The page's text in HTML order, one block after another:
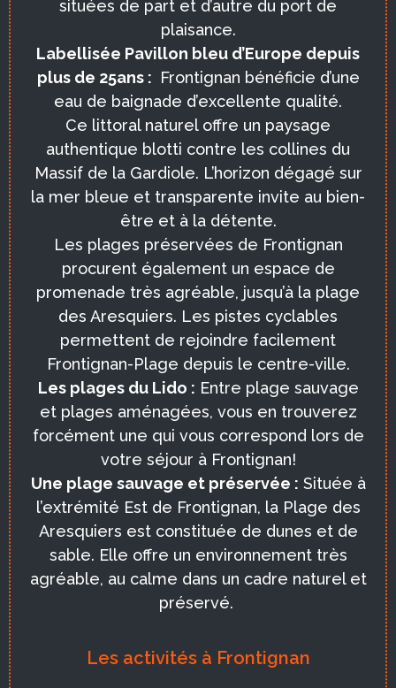
situées de part et d’autre du port de
plaisance.
Labellisée Pavillon bleu d’Europe depuis
plus de 25ans : Frontignan bénéficie d’une
eau de baignade d’excellente qualité.
Ce littoral naturel offre un paysage
authentique blotti contre les collines du
Massif de la Gardiole. L’horizon dégagé sur
la mer bleue et transparente invite au bien-
être et à la détente.
Les plages préservées de Frontignan
procurent également un espace de
promenade très agréable, jusqu’à la plage
des Aresquiers. Les pistes cyclables
permettent de rejoindre facilement
Frontignan-Plage depuis le centre-ville.
Les plages du Lido : Entre plage sauvage
et plages aménagées, vous en trouverez
forcément une qui vous correspond lors de
votre séjour à Frontignan!
Une plage sauvage et préservée : Située à
l’extrémité Est de Frontignan, la Plage des
Aresquiers est constituée de dunes et de
sable. Elle offre un environnement très
agréable, au calme dans un cadre naturel et
préservé.
Les activités à Frontignan